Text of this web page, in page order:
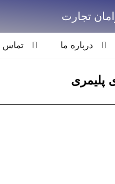
تجارت
درباره ما تماس
پلیمری